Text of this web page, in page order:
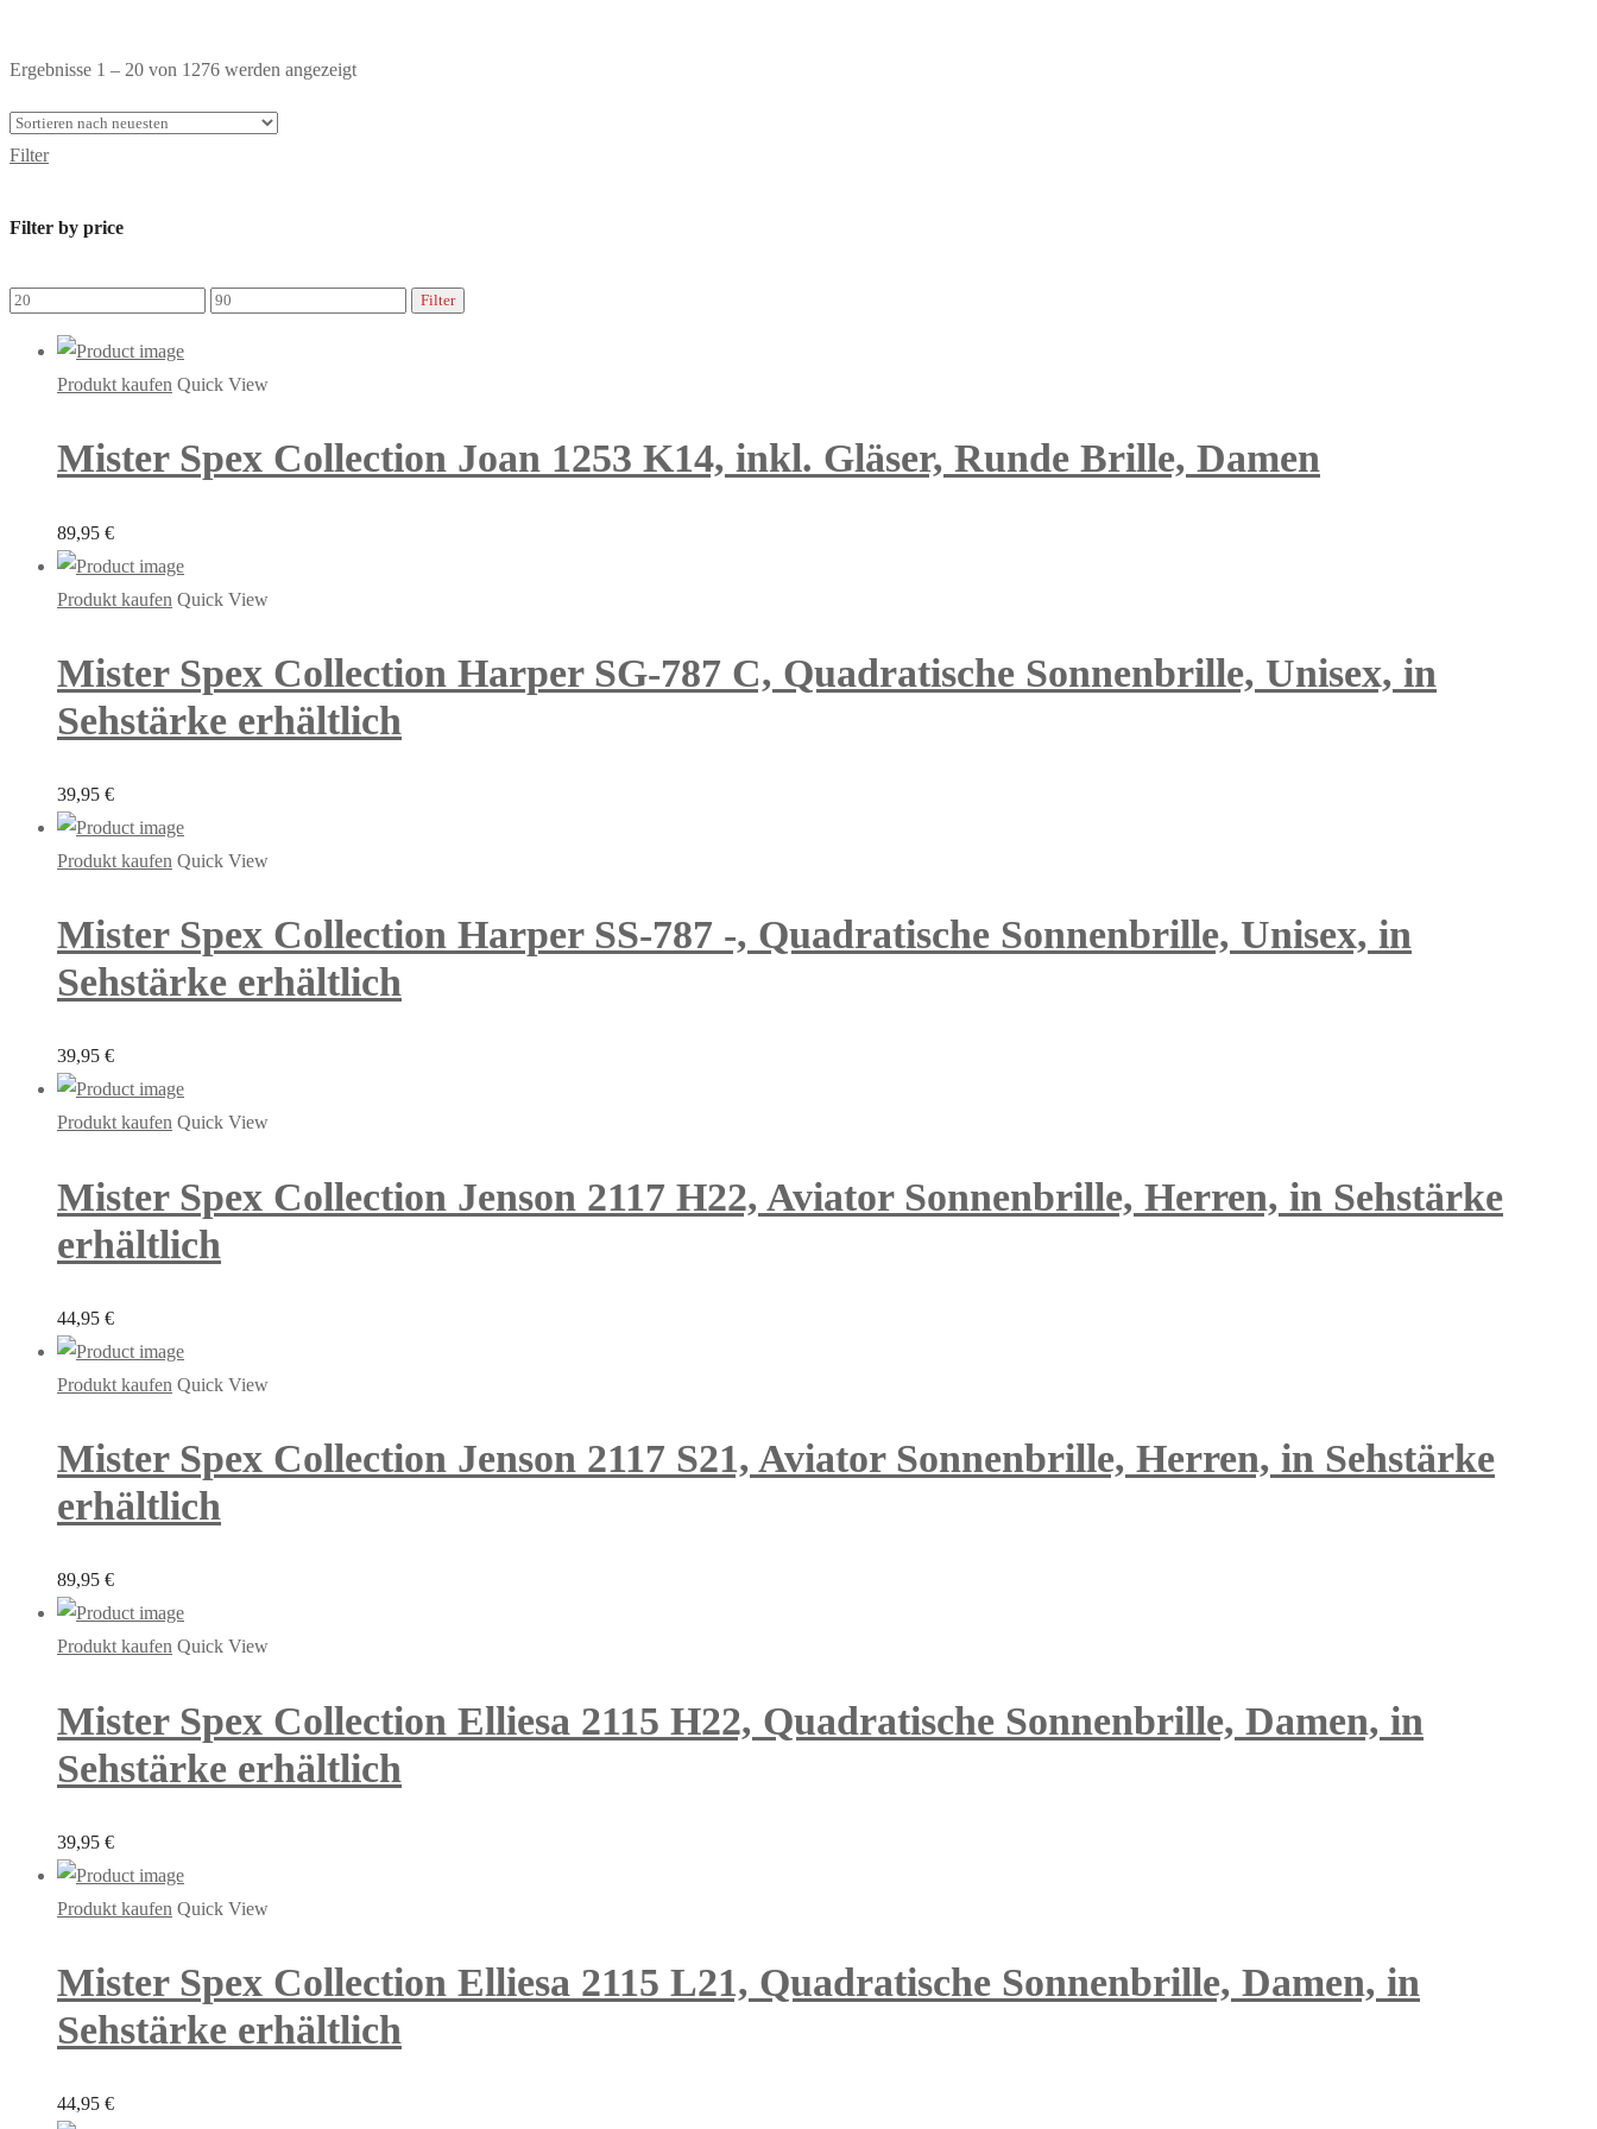
Toggle
Sidebar
Ergebnisse 1 – 20 von 1276 werden angezeigtNach
Filter
Filter by price
Min.
Max.
Filter
Produkt kaufen Quick View
Mister Spex Collection Joan 1253 K14, inkl. Gläser, Runde Brille, Damen
89,95 €
Produkt kaufen Quick View
Mister Spex Collection Harper SG-787 C, Quadratische Sonnenbrille, Unisex, in
Sehstärke erhältlich
39,95 €
Produkt kaufen Quick View
Mister Spex Collection Harper SS-787 -, Quadratische Sonnenbrille, Unisex, in
Sehstärke erhältlich
39,95 €
Produkt kaufen Quick View
Mister Spex Collection Jenson 2117 H22, Aviator Sonnenbrille, Herren, in Sehstärke
erhältlich
44,95 €
Produkt kaufen Quick View
Mister Spex Collection Jenson 2117 S21, Aviator Sonnenbrille, Herren, in Sehstärke
erhältlich
89,95 €
Produkt kaufen Quick View
Mister Spex Collection Elliesa 2115 H22, Quadratische Sonnenbrille, Damen, in
Sehstärke erhältlich
39,95 €
Produkt kaufen Quick View
Mister Spex Collection Elliesa 2115 L21, Quadratische Sonnenbrille, Damen, in
Sehstärke erhältlich
44,95 €